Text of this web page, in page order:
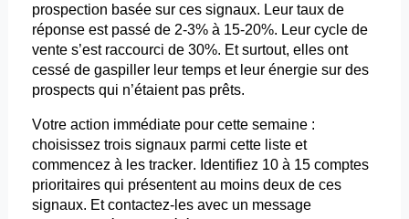
prospection basée sur ces signaux. Leur taux de
réponse est passé de 2-3% à 15-20%. Leur cycle de
vente s’est raccourci de 30%. Et surtout, elles ont
cessé de gaspiller leur temps et leur énergie sur des
prospects qui n’étaient pas prêts.
Votre action immédiate pour cette semaine :
choisissez trois signaux parmi cette liste et
commencez à les tracker. Identifiez 10 à 15 comptes
prioritaires qui présentent au moins deux de ces
signaux. Et contactez-les avec un message